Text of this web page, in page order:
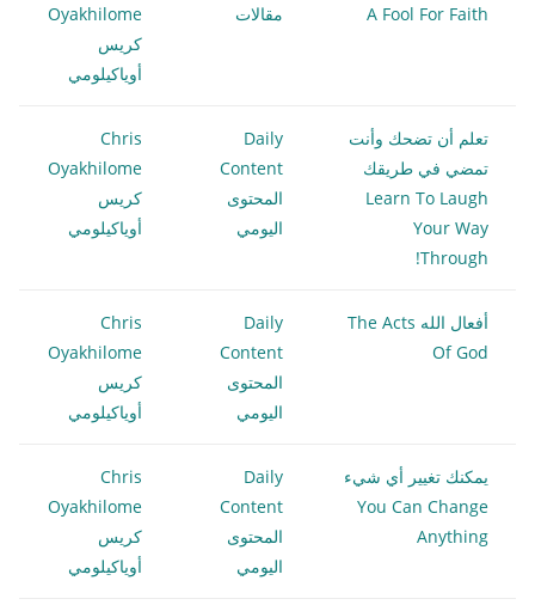
A Fool For Faith
مقالات
Oyakhilome
كريس
أوياكيلومي
تعلم أن تضحك وأنت
تمضي في طريقك
Learn To Laugh
Your Way
Through!
Daily
Content
المحتوى
اليومي
Chris
Oyakhilome
كريس
أوياكيلومي
أفعال الله The Acts
Of God
Daily
Content
المحتوى
اليومي
Chris
Oyakhilome
كريس
أوياكيلومي
يمكنك تغيير أي شيء
You Can Change
Anything
Daily
Content
المحتوى
اليومي
Chris
Oyakhilome
كريس
أوياكيلومي